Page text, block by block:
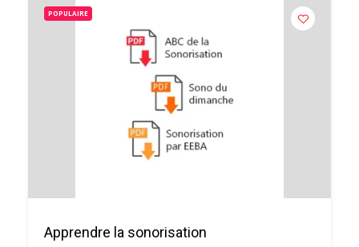
POPULAIRE
Apprendre la sonorisation